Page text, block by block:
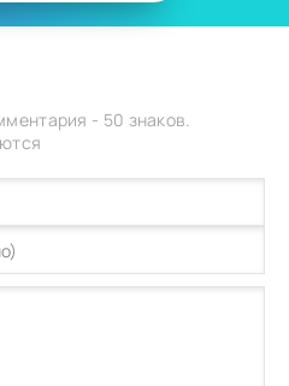
- 50 знаков.